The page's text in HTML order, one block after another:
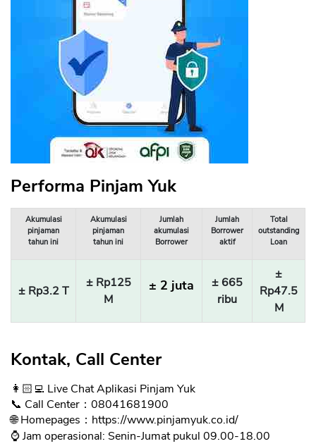
Performa Pinjam Yuk
Akumulasi
pinjaman
tahun ini
Akumulasi
pinjaman
tahun ini
Jumlah
akumulasi
Borrower
Jumlah
Borrower
aktif
Total
outstanding
Loan
± Rp3.2 T
± Rp125
M
± 2 juta
± 665
ribu
±
Rp47.5
M
Kontak, Call Center
👩🏻‍💻 Live Chat Aplikasi Pinjam Yuk
📞 Call Center：08041681900
🌐 Homepages：https://www.pinjamyuk.co.id/
⌚️ Jam operasional: Senin-Jumat pukul 09.00-18.00